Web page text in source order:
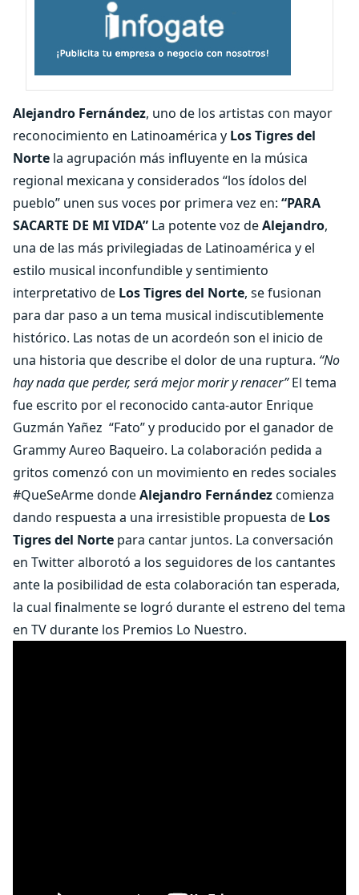
Alejandro Fernández, uno de los artistas con mayor
reconocimiento en Latinoamérica y Los Tigres del
Norte la agrupación más influyente en la música
regional mexicana y considerados “los ídolos del
pueblo” unen sus voces por primera vez en: “PARA
SACARTE DE MI VIDA” La potente voz deAlejandro,
una de las más privilegiadas de Latinoamérica y el
estilo musical inconfundible y sentimiento
interpretativo de Los Tigres del Norte, se fusionan
para dar paso a un tema musical indiscutiblemente
histórico. Las notas de un acordeón son el inicio de
una historia que describe el dolor de una ruptura. “No
hay nada que perder, será mejor morir y renacer”El tema
fue escrito por el reconocido canta-autor Enrique
Guzmán Yañez “Fato” y producido por el ganador de
Grammy Aureo Baqueiro. La colaboración pedida a
gritos comenzó con un movimiento en redes sociales
#QueSeArme dondeAlejandro Fernándezcomienza
dando respuesta a una irresistible propuesta de Los
Tigres del Norte para cantar juntos. La conversación
en Twitter alborotó a los seguidores de los cantantes
ante la posibilidad de esta colaboración tan esperada,
la cual finalmente se logró durante el estreno del tema
en TV durante los Premios Lo Nuestro.